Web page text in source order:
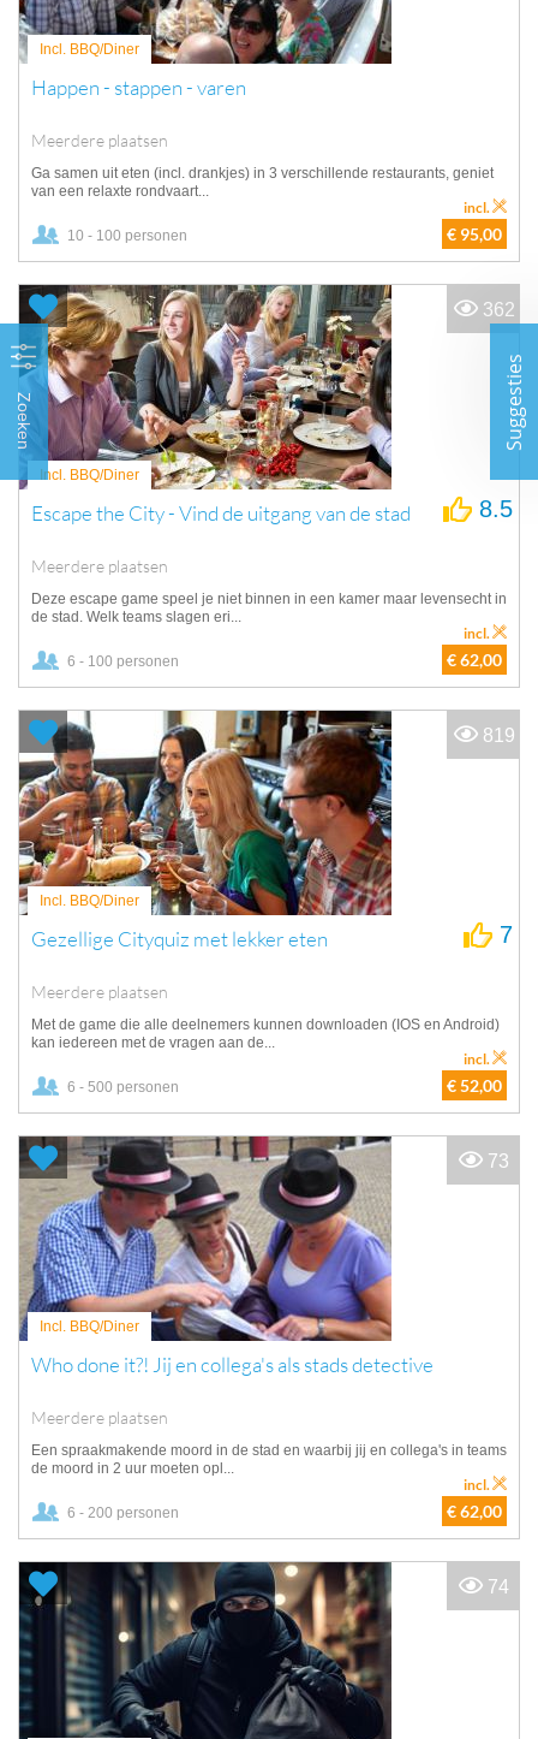
Zoeken
Incl. BBQ/Diner
Happen - stappen - varen
Meerdere plaatsen
Ga samen uit eten (incl. drankjes) in 3 verschillende restaurants, geniet
van een relaxte rondvaart...
10 - 100 personen € 95,00
incl.
Incl. BBQ/Diner
Escape the City - Vind de uitgang van de stad
Meerdere plaatsen
8.5
Deze escape game speel je niet binnen in een kamer maar levensecht in
de stad. Welk teams slagen eri...
6 - 100 personen € 62,00
incl.
362
Incl. BBQ/Diner
Gezellige Cityquiz met lekker eten
Meerdere plaatsen
7
Met de game die alle deelnemers kunnen downloaden (IOS en Android)
kan iedereen met de vragen aan de...
6 - 500 personen € 52,00
incl.
819
Incl. BBQ/Diner
Who done it?! Jij en collega's als stads detective
Meerdere plaatsen
Een spraakmakende moord in de stad en waarbij jij en collega's in teams
de moord in 2 uur moeten opl...
6 - 200 personen € 62,00
incl.
73
74
Suggesties